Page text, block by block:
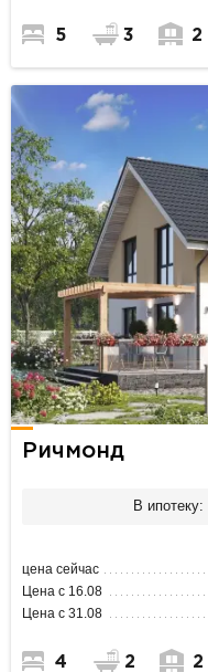
5 3 2
Ричмонд
В ипотеку:
цена сейчас
Цена с 16.08
Цена с 31.08
4 2 2